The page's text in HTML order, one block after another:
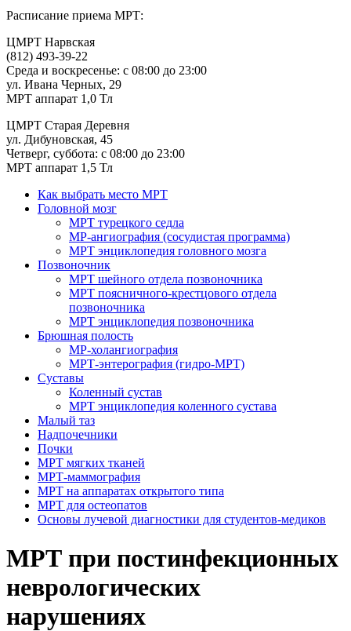
Расписание приема МРТ:
ЦМРТ Нарвская
(812) 493-39-22
Среда и воскресенье: с 08:00 до 23:00
ул. Ивана Черных, 29
МРТ аппарат 1,0 Тл
ЦМРТ Старая Деревня
ул. Дибуновская, 45
Четверг, суббота: с 08:00 до 23:00
МРТ аппарат 1,5 Тл
Как выбрать место МРТ
Головной мозг
МРТ турецкого седла
МР-ангиография (сосудистая программа)
МРТ энциклопедия головного мозга
Позвоночник
МРТ шейного отдела позвоночника
МРТ поясничного-крестцового отдела
позвоночника
МРТ энциклопедия позвоночника
Брюшная полость
МР-холангиография
МРТ-энтерография (гидро-МРТ)
Суставы
Коленный сустав
МРТ энциклопедия коленного сустава
Малый таз
Надпочечники
Почки
МРТ мягких тканей
МРТ-маммография
МРТ на аппаратах открытого типа
МРТ для остеопатов
Основы лучевой диагностики для студентов-медиков
МРТ при постинфекционных
неврологических
нарушениях